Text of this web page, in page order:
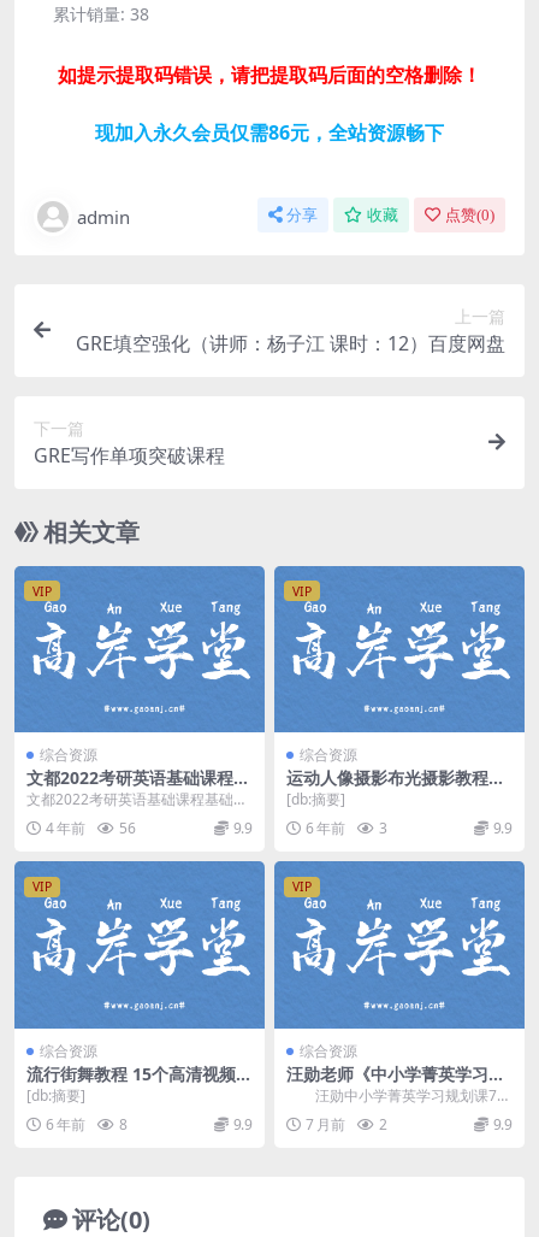
累计销量: 38
如提示提取码错误，请把提取码后面的空格删除！
现加入永久会员仅需86元，全站资源畅下
admin 分享 收藏 点赞(0)
上一篇
GRE填空强化（讲师：杨子江 课时：12）百度网盘
下一篇
GRE写作单项突破课程
相关文章
VIP
综合资源
文都2022考研英语基础课程基
础词汇领学刘博强（3.78G高
清视频）百度网盘分享
文都2022考研英语基础课程基础词
汇领学刘博强，百度网盘考研英语
课程3.78G高...
4 年前 56 9.9
VIP
综合资源
运动人像摄影布光摄影教程
（中文字幕分辨率854
[db:摘要]
6 年前
3 9.9
VIP
综合资源
流行街舞教程 15个高清视频共
7G 百度网盘
[db:摘要]
6 年前
8 9.9
VIP
综合资源
汪勋老师《中小学菁英学习规
划课71讲》 百度网盘分享
汪勋中小学菁英学习规划课71
讲，课程原名：《汪勋老师菁英父
母规划课》帮助家长...
7 月前 2 9.9
评论(0)